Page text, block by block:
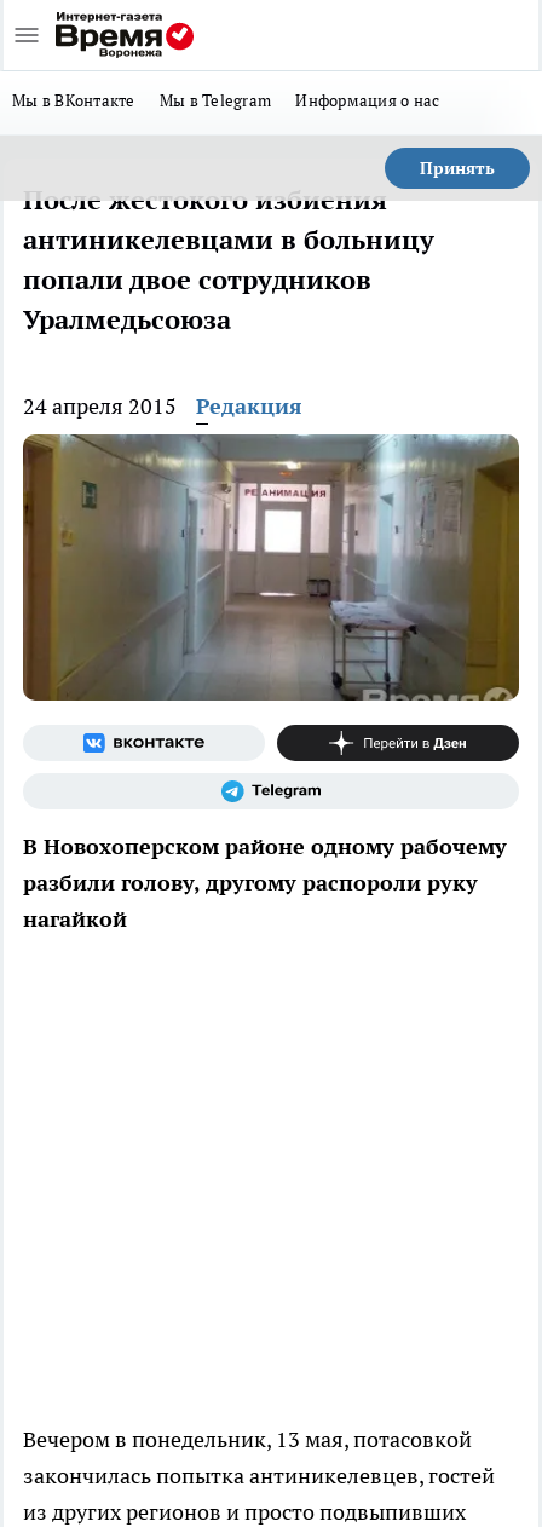
Мы в ВКонтакте Мы в Telegram Информация о нас
Принять
После жестокого избиения
антиникелевцами в больницу
попали двое сотрудников
Уралмедьсоюза
24 апреля 2015 Редакция
В Новохоперском районе одному рабочему
разбили голову, другому распороли руку
нагайкой
Вечером в понедельник, 13 мая, потасовкой
закончилась попытка антиникелевцев, гостей
из других регионов и просто подвыпивших